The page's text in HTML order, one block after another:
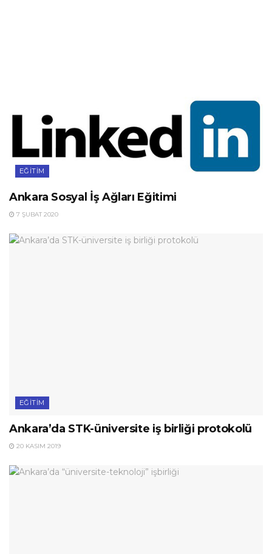
EĞITIM
Ankara Sosyal İş Ağları Eğitimi
7 ŞUBAT 2020
EĞITIM
Ankara’da STK-üniversite iş birliği protokolü
20 KASIM 2019